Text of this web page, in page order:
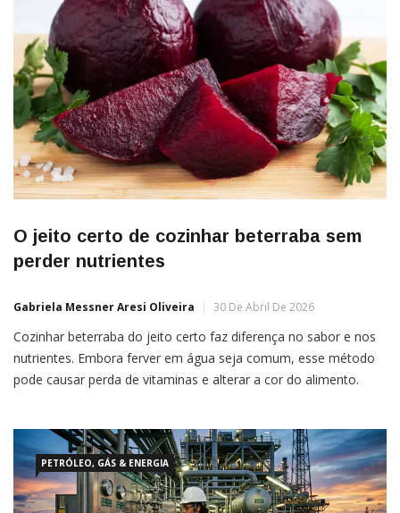
O jeito certo de cozinhar beterraba sem
perder nutrientes
Gabriela Messner Aresi Oliveira 30 De Abril De 2026
Cozinhar beterraba do jeito certo faz diferença no sabor e nos
nutrientes. Embora ferver em água seja comum, esse método
pode causar perda de vitaminas e alterar a cor do alimento.
PETRÓLEO, GÁS & ENERGIA